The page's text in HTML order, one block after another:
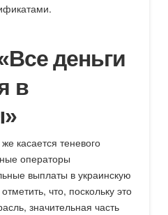
деньги
в
касается теневого
операторы
выплаты в украинскую
что, поскольку это
значительная часть